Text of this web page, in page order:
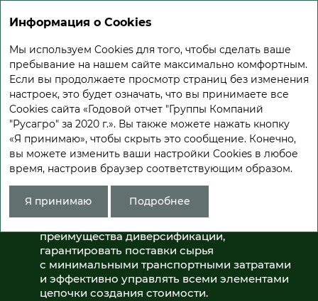
БИЗНЕС-
МОДЕЛЬ
В основе бизнес-модели «Русагро» лежит
идея вертикальной интеграции. Сахарное,
мясное и масложировое бизнес-направления
а сельскохозяйственное — обеспечивает
их сырьем. Вертикально интегрированная
преимущества диверсификации,
гарантировать поставки сырья
с минимальными транспортными затратами
и эффективно управлять всеми элементами
цепочки создания стоимости.
Информация о Cookies
Мы используем Cookies для того, чтобы сделать ваше
пребывание на нашем сайте максимально комфортным.
Если вы продолжаете просмотр страниц без изменения
настроек, это будет означать, что вы принимаете все
Cookies сайта «Годовой отчет "Группы Компаний
"Русагро" за 2020 г.». Вы также можете нажать кнопку
«Я принимаю», чтобы скрыть это сообщение. Конечно,
вы можете изменить ваши настройки Cookies в любое
время, настроив браузер соответствующим образом.
Я принимаю Подробнее